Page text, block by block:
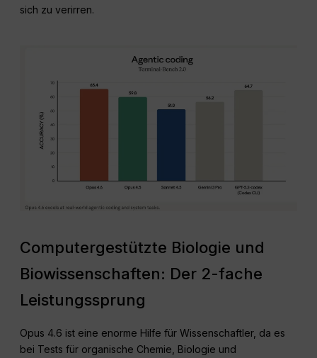
sich zu verirren.
Computergestützte Biologie und
Biowissenschaften: Der 2-fache
Leistungssprung
Opus 4.6 ist eine enorme Hilfe für Wissenschaftler, da es
bei Tests für organische Chemie, Biologie und